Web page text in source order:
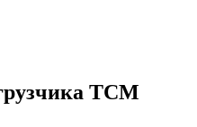
ТСМ